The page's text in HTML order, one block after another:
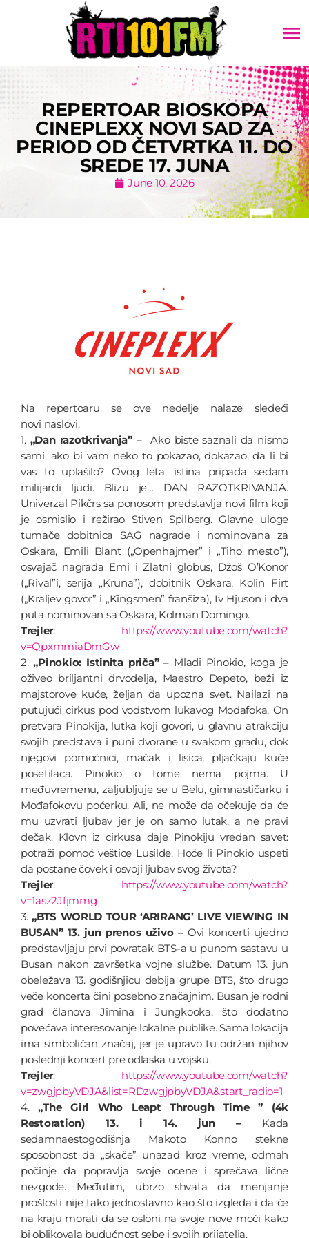
menu
REPERTOAR BIOSKOPA
CINEPLEXX NOVI SAD ZA
PERIOD OD ČETVRTKA 11. DO
SREDE 17. JUNA
June 10, 2026
Na repertoaru se ove nedelje nalaze sledeći
novi naslovi:
1. „Dan razotkrivanja”– Ako biste saznali da nismo
sami, ako bi vam neko to pokazao, dokazao, da li bi
vas to uplašilo? Ovog leta, istina pripada sedam
milijardi ljudi. Blizu je… DAN RAZOTKRIVANJA.
Univerzal Pikčrs sa ponosom predstavlja novi film koji
je osmislio i režirao Stiven Spilberg. Glavne uloge
tumače dobitnica SAG nagrade i nominovana za
Oskara, Emili Blant („Openhajmer” i „Tiho mesto”),
osvajač nagrada Emi i Zlatni globus, Džoš O’Konor
(„Rival”i, serija „Kruna”), dobitnik Oskara, Kolin Firt
(„Kraljev govor” i „Kingsmen” franšiza), Iv Hjuson i dva
puta nominovan sa Oskara, Kolman Domingo.
Trejler: https://www.youtube.com/watch?
v=QpxmmiaDmGw
2.„Pinokio: Istinita priča” – Mladi Pinokio, koga je
oživeo briljantni drvodelja, Maestro Đepeto, beži iz
majstorove kuće, željan da upozna svet. Nailazi na
putujući cirkus pod vođstvom lukavog Mođafoka. On
pretvara Pinokija, lutka koji govori, u glavnu atrakciju
svojih predstava i puni dvorane u svakom gradu, dok
njegovi pomoćnici, mačak i lisica, pljačkaju kuće
posetilaca. Pinokio o tome nema pojma. U
međuvremenu, zaljubljuje se u Belu, gimnastičarku i
Mođafokovu poćerku. Ali, ne može da očekuje da će
mu uzvrati ljubav jer je on samo lutak, a ne pravi
dečak. Klovn iz cirkusa daje Pinokiju vredan savet:
potraži pomoć veštice Lusilde. Hoće li Pinokio uspeti
da postane čovek i osvoji ljubav svog života?
Trejler: https://www.youtube.com/watch?
v=1asz2Jfjmmg
3.„BTS WORLD TOUR ‘ARIRANG’ LIVE VIEWING IN
BUSAN” 13. jun prenos uživo – Ovi koncerti ujedno
predstavljaju prvi povratak BTS-a u punom sastavu u
Busan nakon završetka vojne službe. Datum 13. jun
obeležava 13. godišnjicu debija grupe BTS, što drugo
veče koncerta čini posebno značajnim. Busan je rodni
grad članova Jimina i Jungkooka, što dodatno
povećava interesovanje lokalne publike. Sama lokacija
ima simboličan značaj, jer je upravo tu održan njihov
poslednji koncert pre odlaska u vojsku.
Trejler: https://www.youtube.com/watch?
v=zwgjpbyVDJA&list=RDzwgjpbyVDJA&start_radio=1
4.„The Girl Who Leapt Through Time ” (4k
Restoration) 13. i 14. jun –Kada
sedamnaestogodišnja Makoto Konno stekne
sposobnost da „skače” unazad kroz vreme, odmah
počinje da popravlja svoje ocene i sprečava lične
nezgode. Međutim, ubrzo shvata da menjanje
prošlosti nije tako jednostavno kao što izgleda i da će
na kraju morati da se osloni na svoje nove moći kako
bi oblikovala budućnost sebe i svojih prijatelja.